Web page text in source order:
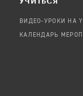
ВИДЕО-УРОКИ НА
КАЛЕНДАРЬ